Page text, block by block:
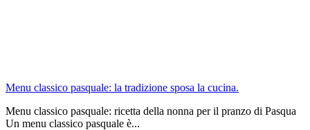
Menu classico pasquale: la tradizione sposa la cucina.
Menu classico pasquale: ricetta della nonna per il pranzo di Pasqua
Un menu classico pasquale è...